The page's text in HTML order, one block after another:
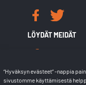
“Hyväksyn evästeet” -nappia
sivustomme käyttämisestä
LÖYDÄT MEIDÄT